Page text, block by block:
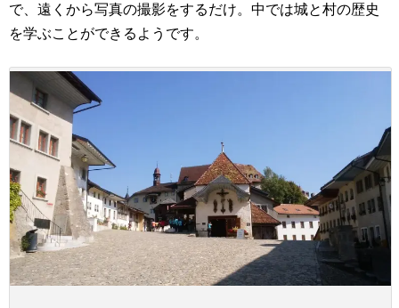
で、遠くから写真の撮影をするだけ。中では城と村の歴史
を学ぶことができるようです。